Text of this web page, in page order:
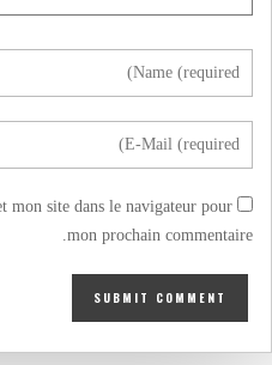
mon site dans le navigateur pour
mon prochain commentaire.